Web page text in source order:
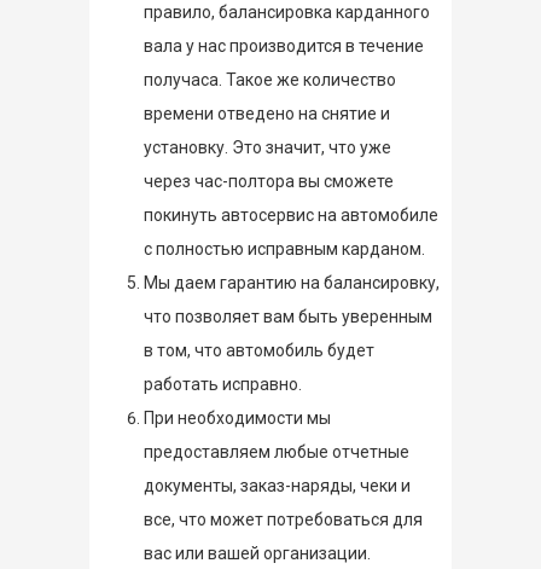
правило, балансировка карданного
вала у нас производится в течение
получаса. Такое же количество
времени отведено на снятие и
установку. Это значит, что уже
через час-полтора вы сможете
покинуть автосервис на автомобиле
с полностью исправным карданом.
Мы даем гарантию на балансировку,
что позволяет вам быть уверенным
в том, что автомобиль будет
работать исправно.
При необходимости мы
предоставляем любые отчетные
документы, заказ-наряды, чеки и
все, что может потребоваться для
вас или вашей организации.